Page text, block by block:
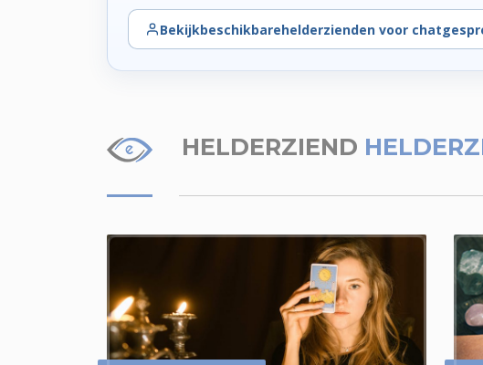
Bekijkbeschikbarehelderzienden voor
HELDERZIEND